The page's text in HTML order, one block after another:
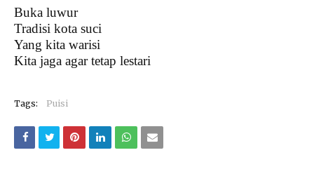
Buka luwur
Tradisi kota suci
Yang kita warisi
Kita jaga agar tetap lestari
Tags: Puisi